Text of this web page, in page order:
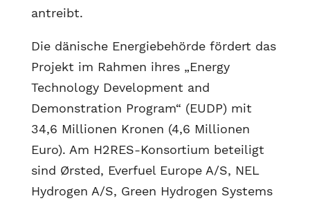
antreibt.
Die dänische Energiebehörde fördert das
Projekt im Rahmen ihres „Energy
Technology Development and
Demonstration Program“ (EUDP) mit
34,6 Millionen Kronen (4,6 Millionen
Euro). Am H2RES-Konsortium beteiligt
sind Ørsted, Everfuel Europe A/S, NEL
Hydrogen A/S, Green Hydrogen Systems